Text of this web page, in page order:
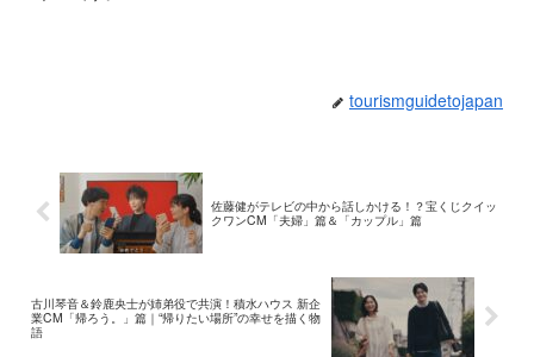
tourismguidetojapan
佐藤健がテレビの中から話しかける！？宝くじクイッ
クワンCM「夫婦」篇＆「カップル」篇
古川琴音＆鈴鹿央士が姉弟役で共演！積水ハウス 新企
業CM「帰ろう。」篇｜“帰りたい場所”の幸せを描く物
語